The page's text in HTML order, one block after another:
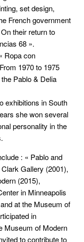
set design,
French government
their return to
68 ».
Ropa con
1970 to 1975
Pablo & Delia
exhibitions in South
she won several
personality in the
: « Pablo and
Gallery (2001),
(2015),
in Minneapolis
at the Museum of
in
Museum of Modern
to contribute to